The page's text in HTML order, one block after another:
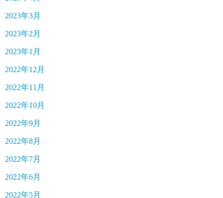
2023年3月
2023年2月
2023年1月
2022年12月
2022年11月
2022年10月
2022年9月
2022年8月
2022年7月
2022年6月
2022年5月